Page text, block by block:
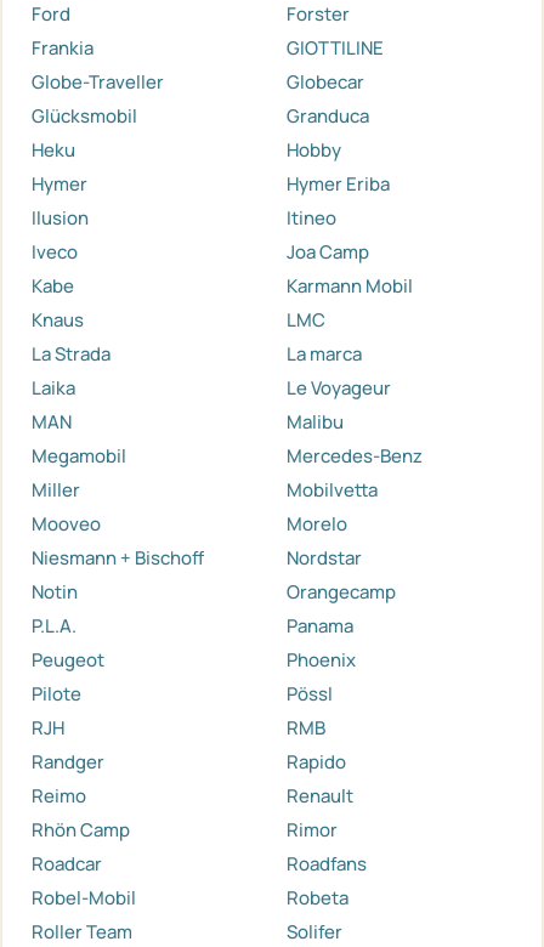
Ford
Forster
Frankia
GIOTTILINE
Globe-Traveller
Globecar
Glücksmobil
Granduca
Heku
Hobby
Hymer
Hymer Eriba
Ilusion
Itineo
Iveco
Joa Camp
Kabe
Karmann Mobil
Knaus
LMC
La Strada
La marca
Laika
Le Voyageur
MAN
Malibu
Megamobil
Mercedes-Benz
Miller
Mobilvetta
Mooveo
Morelo
Niesmann + Bischoff
Nordstar
Notin
Orangecamp
P.L.A.
Panama
Peugeot
Phoenix
Pilote
Pössl
RJH
RMB
Randger
Rapido
Reimo
Renault
Rhön Camp
Rimor
Roadcar
Roadfans
Robel-Mobil
Robeta
Roller Team
Solifer